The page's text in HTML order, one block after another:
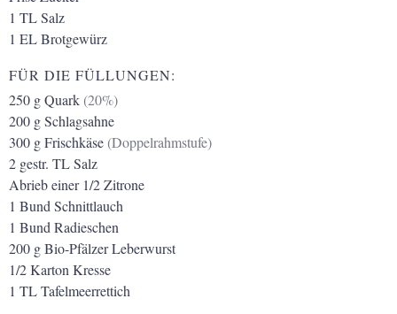
1 TLSalz
1 ELBrotgewürz
FÜR DIE FÜLLUNGEN:
250 gQuark (20%)
200 gSchlagsahne
300 gFrischkäse (Doppelrahmstufe)
2 gestr. TLSalz
Abrieb einer 1/2 Zitrone
1 BundSchnittlauch
1 BundRadieschen
200 gBio-Pfälzer Leberwurst
1/2KartonKresse
1 TLTafelmeerrettich